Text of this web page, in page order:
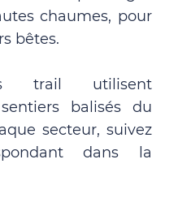
chaumes, pour
bêtes.
trail utilisent
balisés du
secteur, suivez
dans la